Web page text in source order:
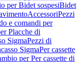
per Bidet sospesiBidet
AccessoriPezzi
e comandi per
Placche di
SigmaPezzi di
SigmaPer cassette
per Per cassette di